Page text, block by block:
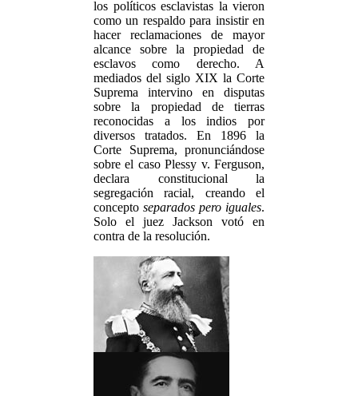
los políticos esclavistas la vieron
como un respaldo para insistir en
hacer reclamaciones de mayor
alcance sobre la propiedad de
esclavos como derecho. A
mediados del siglo XIX la Corte
Suprema intervino en disputas
sobre la propiedad de tierras
reconocidas a los indios por
diversos tratados. En 1896 la
Corte Suprema, pronunciándose
sobre el caso Plessy v. Ferguson,
declara constitucional la
segregación racial, creando el
concepto separados pero iguales.
Solo el juez Jackson votó en
contra de la resolución.